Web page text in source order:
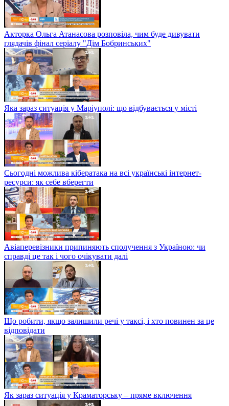
Акторка Ольга Атанасова розповіла, чим буде дивувати
глядачів фінал серіалу "Дім Бобринських"
Яка зараз ситуація у Маріуполі: що відбувається у місті
Сьогодні можлива кібератака на всі українські інтернет-
ресурси: як себе вберегти
Авіаперевізники припиняють сполучення з Україною: чи
справді це так і чого очікувати далі
Що робити, якщо залишили речі у таксі, і хто повинен за це
відповідати
Як зараз ситуація у Краматорську – пряме включення